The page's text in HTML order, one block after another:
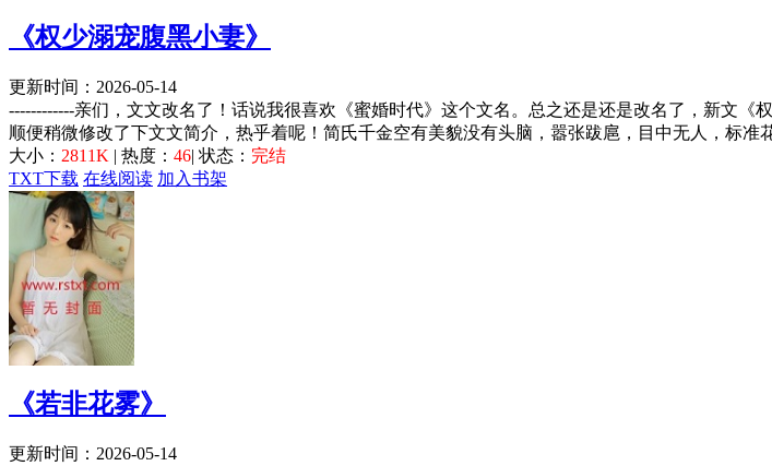
《权少溺宠腹黑小妻》
更新时间：2026-05-14
------------亲们，文文改名了！话说我很喜欢《蜜婚时代》这个文名。总之还是还是改名了，新文
顺便稍微修改了下文文简介，热乎着呢！简氏千金空有美貌没有头脑，嚣张跋扈，目中无人，标准
大小： 2811K | 热度： 46| 状态： 完结
TXT下载 在线阅读 加入书架
《若非花雾》
更新时间：2026-05-14